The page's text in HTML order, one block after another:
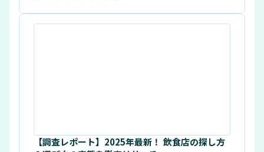
【調査レポート】2025年最新！ 飲食店の探し方